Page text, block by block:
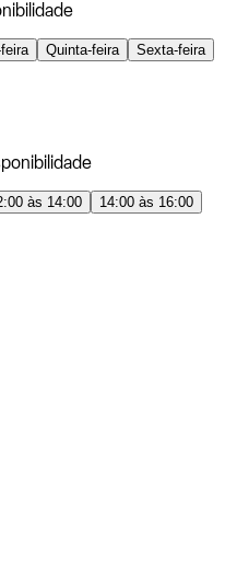
Quinta-feira
Sexta-feira
às 14:00
14:00 às 16:00